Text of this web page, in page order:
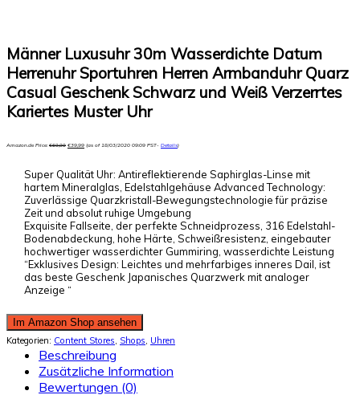
Männer Luxusuhr 30m Wasserdichte Datum
Herrenuhr Sportuhren Herren Armbanduhr Quarz
Casual Geschenk Schwarz und Weiß Verzerrtes
Kariertes Muster Uhr
Amazon.de Price:€69,99 €39,99 (as of 18/03/2020 09:09 PST- Details)
Super Qualität Uhr: Antireflektierende Saphirglas-Linse mit
hartem Mineralglas, Edelstahlgehäuse Advanced Technology:
Zuverlässige Quarzkristall-Bewegungstechnologie für präzise
Zeit und absolut ruhige Umgebung
Exquisite Fallseite, der perfekte Schneidprozess, 316 Edelstahl-
Bodenabdeckung, hohe Härte, Schweißresistenz, eingebauter
hochwertiger wasserdichter Gummiring, wasserdichte Leistung
“Exklusives Design: Leichtes und mehrfarbiges inneres Dail, ist
das beste Geschenk Japanisches Quarzwerk mit analoger
Anzeige “
Im Amazon Shop ansehen
Kategorien: Content Stores, Shops, Uhren
Beschreibung
Zusätzliche Information
Bewertungen (0)